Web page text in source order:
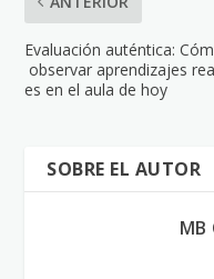
Evaluación auténtica:
observar aprendizajes
es en el aula de hoy
SOBRE EL AUTOR